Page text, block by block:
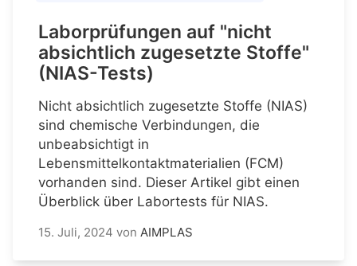
Laborprüfungen auf "nicht
absichtlich zugesetzte Stoffe"
(NIAS-Tests)
Nicht absichtlich zugesetzte Stoffe (NIAS)
sind chemische Verbindungen, die
unbeabsichtigt in
Lebensmittelkontaktmaterialien (FCM)
vorhanden sind. Dieser Artikel gibt einen
Überblick über Labortests für NIAS.
15. Juli, 2024 von AIMPLAS